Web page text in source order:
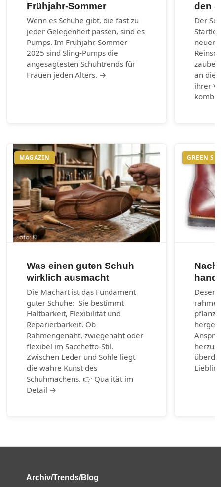
Frühjahr-Sommer
Wenn es Schuhe gibt, die fast zu
jeder Gelegenheit passen, sind es
Pumps. Im Frühjahr-Sommer
2025 sind Sling-Pumps die
angesagtesten Schuhtrends für
Frauen jeden Alters. →
den
Der
neuen
an die
ihrer
MAGAZIN
Was einen guten Schuh
wirklich ausmacht
Die Machart ist das Fundament
guter Schuhe: Sie bestimmt
Haltbarkeit, Flexibilität und
Reparierbarkeit. Ob
Rahmengenäht, zwiegenäht oder
flexibel im Sacchetto-Stil.
Zwischen Leder und Sohle liegt
die wahre Kunst des
Schuhmachens. 👉 Qualität im
Detail →
GREEN
Archiv/Trends/Blog